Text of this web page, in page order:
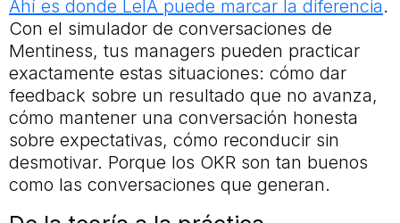
Ahí es donde LeIA puede marcar la diferencia.
Con el simulador de conversaciones de
Mentiness, tus managers pueden practicar
exactamente estas situaciones: cómo dar
feedback sobre un resultado que no avanza,
cómo mantener una conversación honesta
sobre expectativas, cómo reconducir sin
desmotivar. Porque los OKR son tan buenos
como las conversaciones que generan.